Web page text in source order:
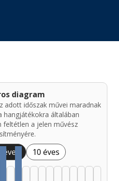
diagram
adott időszak művei maradnak
hangjátékokra általában
feltétlen a jelen művész
éves 10 éves